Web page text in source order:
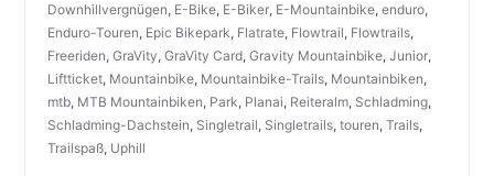
Downhillvergnügen, E-Bike, E-Biker, E-Mountainbike, enduro,
Enduro-Touren, Epic Bikepark, Flatrate, Flowtrail, Flowtrails,
Freeriden, GraVity, GraVity Card, Gravity Mountainbike, Junior,
Liftticket, Mountainbike, Mountainbike-Trails, Mountainbiken,
mtb, MTB Mountainbiken, Park, Planai, Reiteralm, Schladming,
Schladming-Dachstein, Singletrail, Singletrails, touren, Trails,
Trailspaß, Uphill